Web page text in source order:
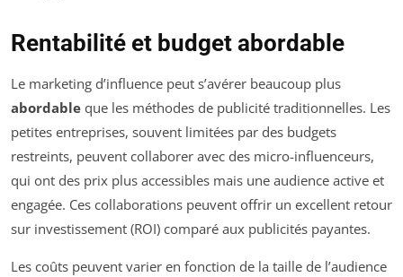
Rentabilité et budget abordable
Le marketing d’influence peut s’avérer beaucoup plus
abordable que les méthodes de publicité traditionnelles. Les
petites entreprises, souvent limitées par des budgets
restreints, peuvent collaborer avec des micro-influenceurs,
qui ont des prix plus accessibles mais une audience active et
engagée. Ces collaborations peuvent offrir un excellent retour
sur investissement (ROI) comparé aux publicités payantes.
Les coûts peuvent varier en fonction de la taille de l’audience